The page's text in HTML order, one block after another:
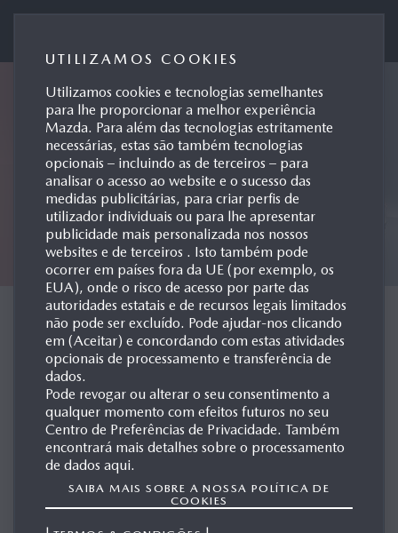
CONCEPT CARS
MAZDA HR-X-1
MATERIAIS
RELACIONADOS
UTILIZAMOS COOKIES
Utilizamos cookies e tecnologias semelhantes
para lhe proporcionar a melhor experiência
Mazda. Para além das tecnologias estritamente
necessárias, estas são também tecnologias
opcionais – incluindo as de terceiros – para
analisar o acesso ao website e o sucesso das
medidas publicitárias, para criar perfis de
utilizador individuais ou para lhe apresentar
publicidade mais personalizada nos nossos
websites e de terceiros . Isto também pode
ocorrer em países fora da UE (por exemplo, os
EUA), onde o risco de acesso por parte das
autoridades estatais e de recursos legais limitados
não pode ser excluído. Pode ajudar-nos clicando
em (Aceitar) e concordando com estas atividades
opcionais de processamento e transferência de
dados.
Pode revogar ou alterar o seu consentimento a
qualquer momento com efeitos futuros no seu
Centro de Preferências de Privacidade. Também
encontrará mais detalhes sobre o processamento
de dados aqui.
SAIBA MAIS SOBRE A NOSSA POLÍTICA DE
COOKIES